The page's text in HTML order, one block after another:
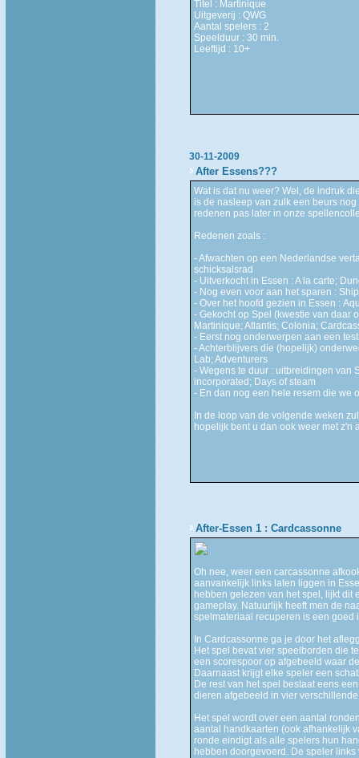
Titel : Martinique
Uitgeverij : QWG
Aantal spelers : 2
Speelduur : 30 min.
Leeftijd : 10+
30-11-2009
After Essens???
Wat is dat nu weer? Wel, de indruk
is de nasleep van zulk een beurs
redenen pas later in onze
Redenen zoals :
- Afwachten op een Nederlandse
schicksalsrad
- Uitverkocht in Essen : A la carte;
- Nog even voor aan het sparen :
- Over het hoofd gezien in Essen :
- Gekocht op Spel (kwestie van daar
Martinique; Atlantis; Colonia;
- Eerst nog onderwerpen aan een
- Achterblijvers die (hopelijk)
Lab; Adventurers
- Wegens te duur : uitbreidingen van
incorporated; Days of steam
- En dan nog een hele resem die we
In de loop van de volgende weken
hopelijk bent u dan ook weer met z'n
After-Essen 1 : Cardcassonne
Oh nee, weer een carcassonne
aanvankelijk links laten liggen in
hebben gelezen van het spel, lijkt
gameplay. Natuurlijk heeft men de
spelmateriaal recuperen is een goed
In Cardcassonne ga je door het
Het spel bevat vier speelborden die
een scorespoor op afgebeeld waar
Daarnaast krijgt elke speler een
De rest van het spel bestaat eens
dieren afgebeeld in vier
Het spel wordt over een aantal
aantal handkaarten (ook afhankelijk
ronde eindigt als alle spelers hun
hebben doorgevoerd. De speler